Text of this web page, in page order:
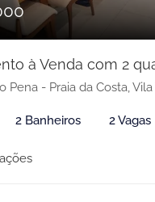
à Venda com 2
Pena - Praia da Costa,
2 Banheiros 2 Vagas